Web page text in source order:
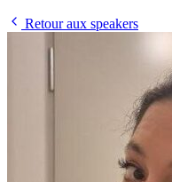
Retour aux speakers